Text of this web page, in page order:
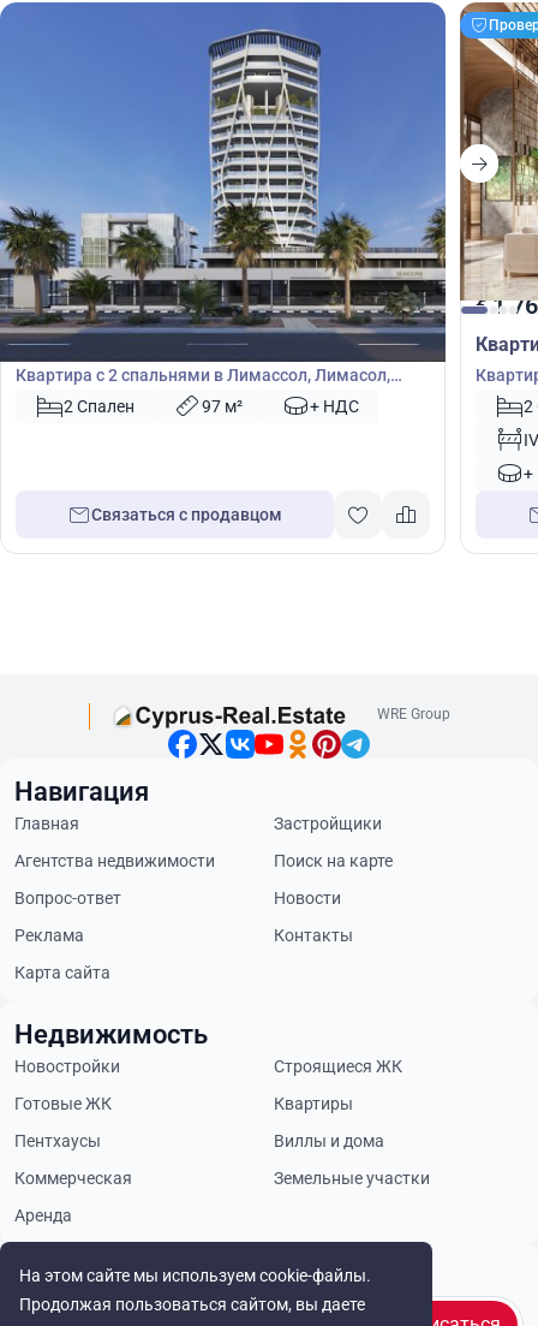
€1 760 000
Квартира
Квартира с 2 спальнями в Лимассол, Лимасол,
Кипр № 49518
2 Спален 97 м² + НДС
Связаться с продавцом
€1
Кипр2
На этом сайте мы используем cookie-файлы.
Продолжая пользоваться сайтом, вы даете
WRE Group
Будьте в курсе
Навигация
Главная
Застройщики
Агентства недвижимости
Поиск на карте
Вопрос-ответ
Новости
Реклама
Контакты
Карта сайта
Недвижимость
Новостройки
Строящиеся ЖК
Готовые ЖК
Квартиры
Пентхаусы
Виллы и дома
Коммерческая
Земельные участки
Аренда